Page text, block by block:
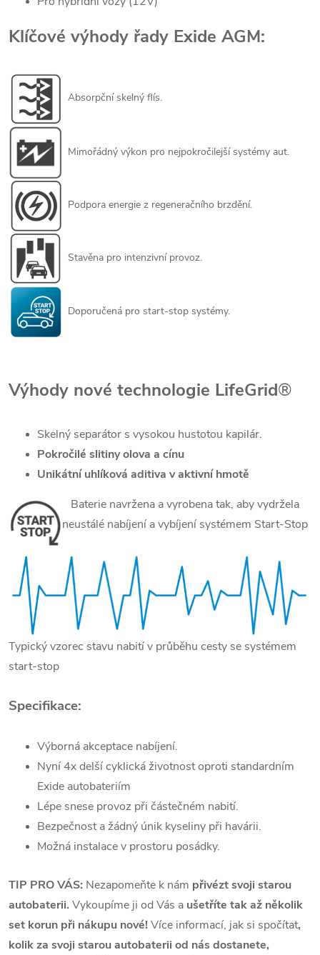
Klíčové výhody řady Exide AGM:
Absorpční skelný flís.
Mimořádný výkon pro nejpokročilejší systémy aut.
Podpora energie z regeneračního brzdění.
Stavěna pro intenzivní provoz.
Doporučená pro start-stop systémy.
Výhody nové technologie LifeGrid®
Skelný separátor s vysokou hustotou kapilár.
Pokročilé slitiny olova a cínu
Unikátní uhlíková aditiva v aktivní hmotě
Baterie navržena a vyrobena tak, aby vydržela
neustálé nabíjení a vybíjení systémem Start-Stop
Typický vzorec stavu nabití v průběhu cesty se systémem
start-stop
Specifikace:
Výborná akceptace nabíjení.
Nyní 4x delší cyklická životnost oproti standardním
Exide autobateriím
Lépe snese provoz při částečném nabití.
Bezpečnost a žádný únik kyseliny při havárii.
Možná instalace v prostoru posádky.
TIP PRO VÁS: Nezapomeňte k nám přivézt svoji starou
autobaterii. Vykoupíme ji od Vás a ušetříte tak až několik
set korun při nákupu nové!Více informací, jak si spočítat,
kolik za svoji starou autobaterii od nás dostanete,